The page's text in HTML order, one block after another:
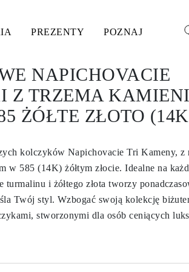
PREZENTY POZNAJ
NAPICHOVACIE
Z TRZEMA
ŻÓŁTE ZŁOTO
kolczyków Napichovacie Tri Kameny, z
w 585 (14K) żółtym złocie. Idealne na
turmalinu i żółtego złota tworzy
Twój styl. Wzbogać swoją kolekcję
stworzonymi dla osób ceniących